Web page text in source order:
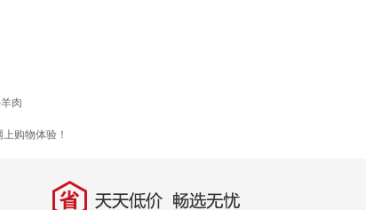
肉
购物体验！
省 天天低价，畅选无忧